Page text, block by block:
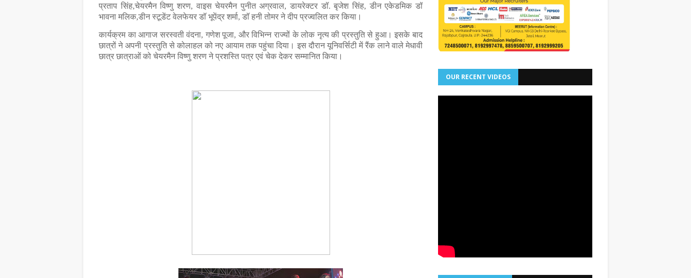
प्रताप सिंह,चेयरमैन विष्णु शरण, वाइस चेयरमैन पुनीत अग्रवाल, डायरेक्टर डॉ. बृजेश सिंह, डीन एकेडमिक डॉ
भावना मलिक,डीन स्टूडेंट वेलफेयर डॉ भूपेंद्र शर्मा, डॉ हनी तोमर ने दीप प्रज्वलित कर किया।
कार्यक्रम का आगाज सरस्वती वंदना, गणेश पूजा, और विभिन्न राज्यों के लोक नृत्य की प्रस्तुति से हुआ। इसके बाद
छात्रों ने अपनी प्रस्तुति से कोलाहल को नए आयाम तक पहुंचा दिया। इस दौरान यूनिवर्सिटी में रैंक लाने वाले मेधावी
छात्र छात्राओं को चेयरमैन विष्णु शरण ने प्रशस्ति पत्र एवं चेक देकर सम्मानित किया।
OUR RECENT VIDEOS